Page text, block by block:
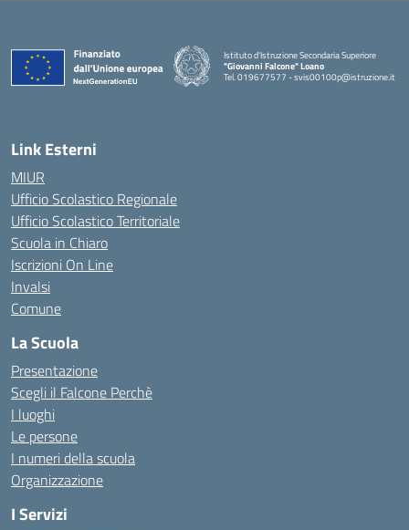
Istituto d'Istruzione Secondaria Superiore
"Giovanni Falcone" Loano
Tel. 019677577 - svis00100p@istruzione.it
— Visita la pagina iniziale della scuola
Link Esterni
MIUR
Ufficio Scolastico Regionale
Ufficio Scolastico Territoriale
Scuola in Chiaro
Iscrizioni On Line
Invalsi
Comune
La Scuola
Presentazione
Scegli il Falcone Perchè
I luoghi
Le persone
I numeri della scuola
Organizzazione
I Servizi